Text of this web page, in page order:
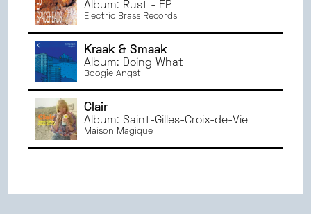
Album: Rust - EP
Electric Brass Records
Kraak & Smaak
Album: Doing What
Boogie Angst
Clair
Album: Saint-Gilles-Croix-de-Vie
Maison Magique